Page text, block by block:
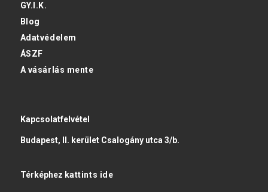
GY.I.K.
Blog
Adatvédelem
ÁSZF
A vásárlás mente
Kapcsolatfelvétel
Budapest, II. kerület Csalogány utca 3/b.
Térképhez kattints ide